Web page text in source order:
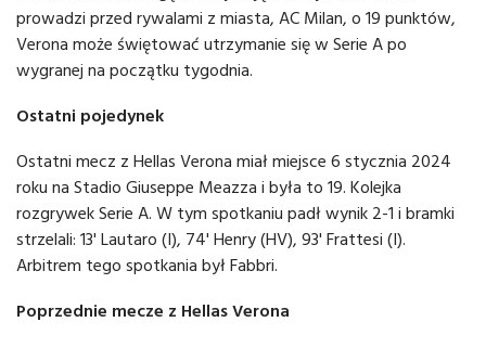
prowadzi przed rywalami z miasta, AC Milan, o 19 punktów,
Verona może świętować utrzymanie się w Serie A po
wygranej na początku tygodnia.
Ostatni pojedynek
Ostatni mecz z Hellas Verona miał miejsce 6 stycznia 2024
roku na Stadio Giuseppe Meazza i była to 19. Kolejka
rozgrywek Serie A. W tym spotkaniu padł wynik 2-1 i bramki
strzelali: 13' Lautaro (I), 74' Henry (HV), 93' Frattesi (I).
Arbitrem tego spotkania był Fabbri.
Poprzednie mecze z Hellas Verona